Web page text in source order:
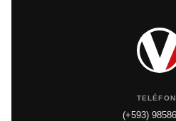
(+593)